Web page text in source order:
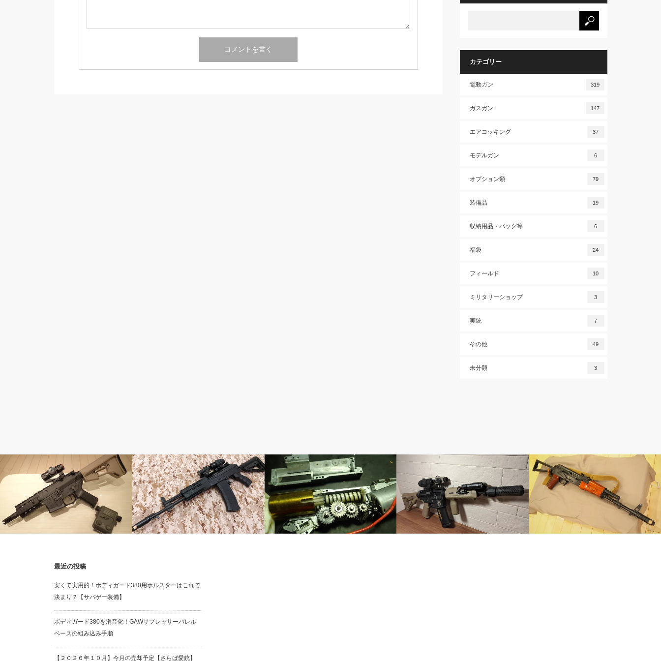
カテゴリー
電動ガン 319
ガスガン 147
エアコッキング 37
モデルガン 6
オプション類 79
装備品 19
収納用品・バッグ等 6
福袋 24
フィールド 10
ミリタリーショップ 3
実銃 7
その他 49
未分類 3
3点バースト楽しすぎ!! ARESバーストコ
ントローラーを買ってみた!!
ロシアのモダンなAK！！E&L AK12電動
最近の投稿
安くて実用的！ボディガード380用ホルスターはこれで
決まり？【サバゲー装備】
ボディガード380を消音化！GAWサプレッサーバレル
ベースの組み込み手順
【２０２６年１０月】今月の売却予定【さらば愛銃】